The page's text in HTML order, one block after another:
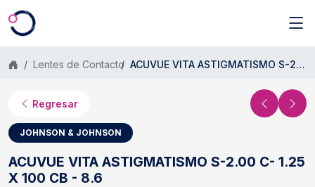
Saltar al contenido principal
Lentes de Contacto ACUVUE VITA ASTIGMATISMO S-2.00 C- 1.25 X 100 CB - 8.6
Regresar
JOHNSON & JOHNSON
ACUVUE VITA ASTIGMATISMO S-2.00 C- 1.25
X 100 CB - 8.6